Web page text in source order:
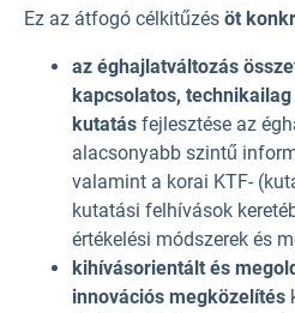
Ez az átfogó célkitűzés öt
az éghajlatváltozás
kapcsolatos,
kutatás fejlesztése az
alacsonyabb szintű
valamint a korai KTF-
kutatási felhívások
értékelési módszerek és
kihívásorientált és
innovációs megközelítés